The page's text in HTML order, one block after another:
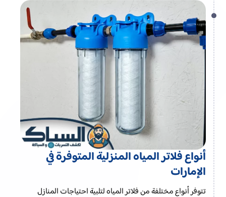
أنواع فلاتر المياه المنزلية المتوفرة في
الإمارات
تتوفر أنواع مختلفة من فلاتر المياه لتلبية احتياجات المنازل